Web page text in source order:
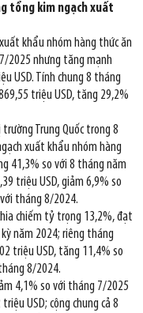
tổng kim ngạch xuất
khẩu nhóm hàng thức ăn
2025 nhưng tăng mạnh
USD. Tính chung 8 tháng
triệu USD, tăng 29,2%
Trung Quốc trong 8
xuất khẩu nhóm hàng
41,3% so với 8 tháng năm
triệu USD, giảm 6,9% so
tháng 8/2024.
chiếm tỷ trọng 13,2%, đạt
năm 2024; riêng tháng
triệu USD, tăng 11,4% so
8/2024.
4,1% so với tháng 7/2025
USD; cộng chung cả 8